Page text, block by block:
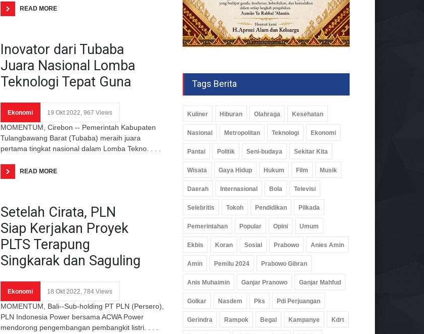
READ MORE
Inovator dari Tubaba
Juara Nasional Lomba
Teknologi Tepat Guna
Ekonomi 19 Okt 2022, 967 Views
MOMENTUM, Cirebon -- Pemerintah Kabupaten
Tulangbawang Barat (Tubaba) meraih juara
pertama tingkat nasional dalam Lomba Tekno. . . .
READ MORE
Setelah Cirata, PLN
Siap Kerjakan Proyek
PLTS Terapung
Singkarak dan Saguling
Ekonomi 18 Okt 2022, 784 Views
MOMENTUM, Bali--Sub-holding PT PLN (Persero),
PLN Indonesia Power bersama ACWA Power
mendorong pengembangan pembangkit listri. . . .
Tags Berita
Kuliner Hiburan Olahraga Kesehatan
Nasional Metropolitan Teknologi Ekonomi
Pantai Politik Seni-budaya Sekitar Kita
Wisata Gaya Hidup Hukum Film Musik
Daerah Internasional Bola Televisi
Selebritis Tokoh Pendidikan Pilkada
Pemerintahan Popular Opini Umum
Ekbis Koran Sosial Prabowo Anies Amin
Amin Pemilu 2024 Prabowo Gibran
Anis Muhaimin Ganjar Pranowo Ganjar Mahfud
Golkar Nasdem Pks Pdi Perjuangan
Gerindra Rampok Begal Kampanye Kdrt